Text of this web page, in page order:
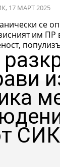
17 МАРТ 2025
се
им ПР